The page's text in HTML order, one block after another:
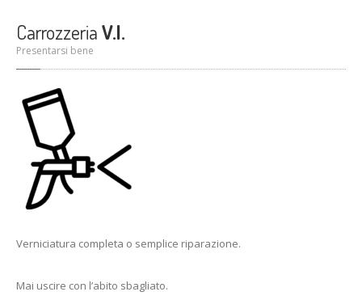
CarrozzeriaV.I.
Presentarsi bene
Verniciatura completa o semplice riparazione.
Mai uscire con l’abito sbagliato.